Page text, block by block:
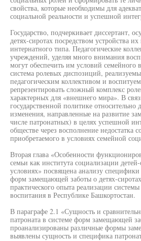
свойства, которые необходимы для
социальной реальности и успешной
Государство, подчеркивает диссертант,
детях-сиротах посредством устройства
интернатного типа. Педагогические
учреждений, уделяя много внимания
могут обеспечить им условий семейного
система ролевых диспозиций,
педагогическим коллективом и
репрезентировать сложный комплекс
характерных для «внешнего мира». В
государственной политике относительно
изменения, направленные на развитие
числе патронатных) в целях успешной
обществе через восполнение недостатка
приобретаемого в условиях семейной
Вторая глава «Особенности
семьи как института социализации
условиях» посвящена анализу специфики
форм замещающей заботы о детях-
практического опыта реализации
воспитания в Республике Башкортостан.
В параграфе 2.1 «Сущность и
патроната в системе форм замещающей
проанализированы различные формы
выявлены сущность и специфика